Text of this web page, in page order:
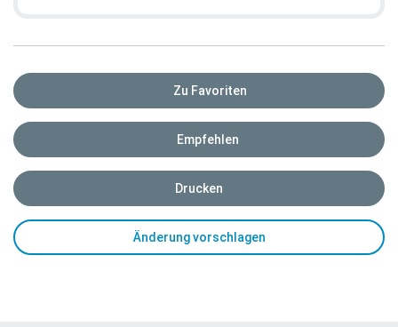
Zu Favoriten
Empfehlen
Drucken
Änderung vorschlagen